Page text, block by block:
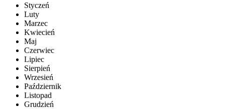
Styczeń
Luty
Marzec
Kwiecień
Maj
Czerwiec
Lipiec
Sierpień
Wrzesień
Październik
Listopad
Grudzień